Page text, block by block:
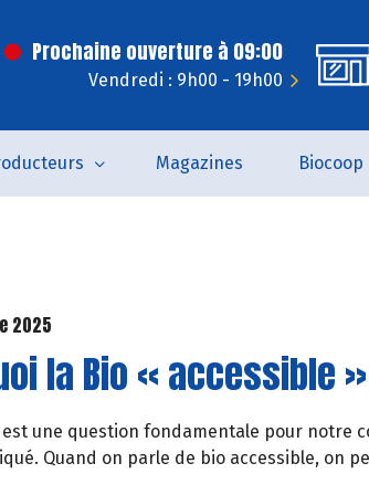
Prochaine ouverture à 09:00
Vendredi : 9h00 - 19h00
Magazines Biocoop
2025
la Bio « accessible
est une question fondamentale pour notre
Quand on parle de bio accessible, on